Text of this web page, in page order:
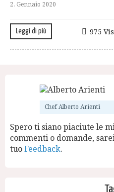
2. Gennaio 2020
Leggi di più 975
Chef Alberto Arienti
Spero ti siano piaciute le
commenti o domande,
tuo Feedback.